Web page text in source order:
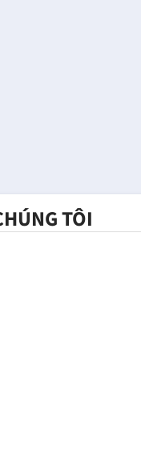
TÔI